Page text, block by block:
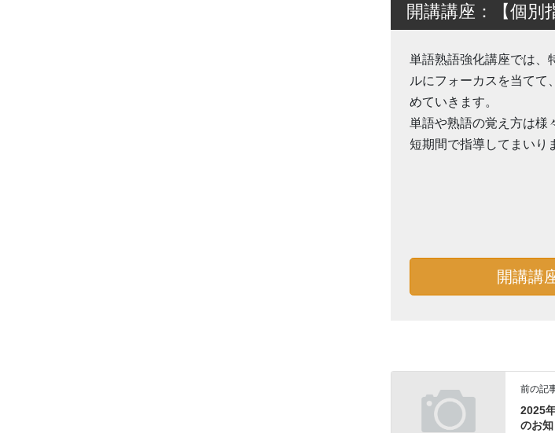
開講講座：【個別
単語熟語強化講座では、
ルにフォーカスを当てて
めていきます。
単語や熟語の覚え方は様
短期間で指導してまいり
開講講
前の記
2025
のお